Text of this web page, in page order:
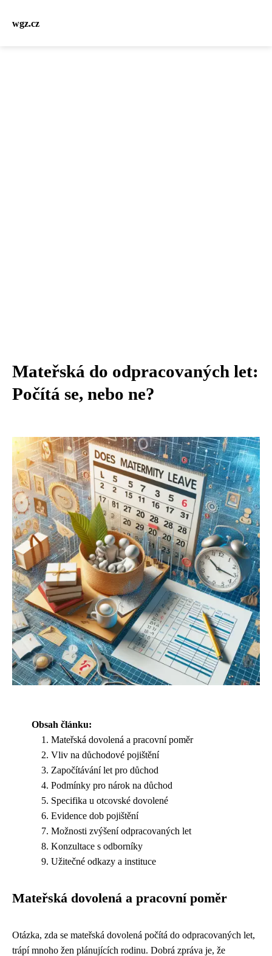
wgz.cz
Mateřská do odpracovaných let:
Počítá se, nebo ne?
Obsah článku:
Mateřská dovolená a pracovní poměr
Vliv na důchodové pojištění
Započítávání let pro důchod
Podmínky pro nárok na důchod
Specifika u otcovské dovolené
Evidence dob pojištění
Možnosti zvýšení odpracovaných let
Konzultace s odborníky
Užitečné odkazy a instituce
Mateřská dovolená a pracovní poměr
Otázka, zda se mateřská dovolená počítá do odpracovaných let,
trápí mnoho žen plánujících rodinu. Dobrá zpráva je, že